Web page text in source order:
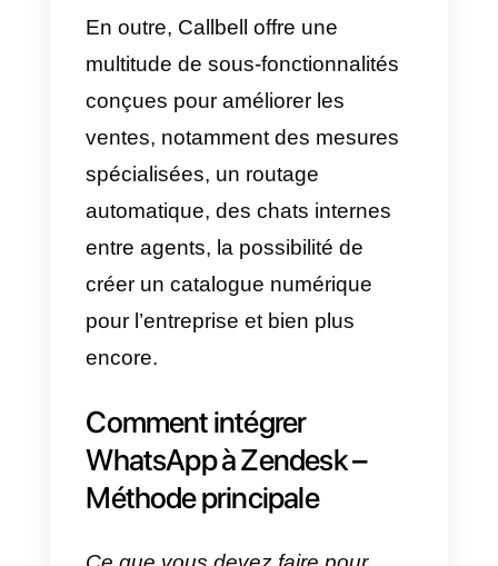
Qu’est-ce que Callbell?
Callbellest une plateforme SaaS
axée sur la communication entre
entreprises et clients par le biais
d’applications de messagerie
Il s’agit d’un outil de chat
collaboratif auquel les entreprises
Facebook, uncompte
WhatsAppvia l’API WhatsApp